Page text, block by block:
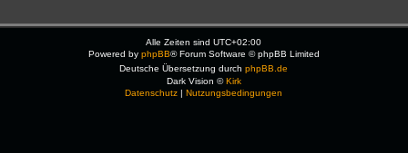
Alle Zeiten sindUTC+02:00
Powered by phpBB® Forum Software © phpBB Limited
Deutsche Übersetzung durchphpBB.de
Dark Vision ©Kirk
Datenschutz |Nutzungsbedingungen